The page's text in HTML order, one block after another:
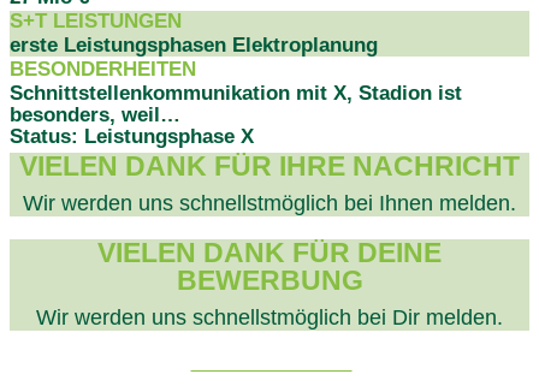
S+T LEISTUNGEN
erste Leistungsphasen Elektroplanung
BESONDERHEITEN
Schnittstellenkommunikation mit X, Stadion ist
besonders, weil…
Status: Leistungsphase X
VIELEN DANK FÜR IHRE NACHRICHT
Wir werden uns schnellstmöglich bei Ihnen melden.
VIELEN DANK FÜR DEINE
BEWERBUNG
Wir werden uns schnellstmöglich bei Dir melden.